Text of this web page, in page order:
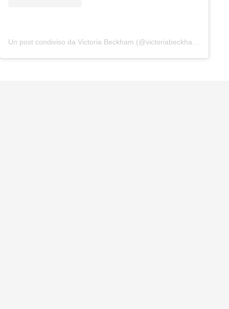
Un post condiviso da Victoria Beckham (@victoriabeckham)